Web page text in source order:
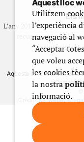
Els
L’any 2012 vam posar en
recuperant i
exclusivament
Aquesta obra està subjecta
Crèdits del webAvís
Aquest lloc
Utilitzem
l’experiència
navegació al
“Acceptar
que voleu
les cookies
la nostra
informació.